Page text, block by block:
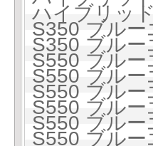
ハイブリッ
S350 ブル
S350 ブル
S550 ブル
S550 ブル
S550 ブル
S550 ブル
S550 ブル
S550 ブル